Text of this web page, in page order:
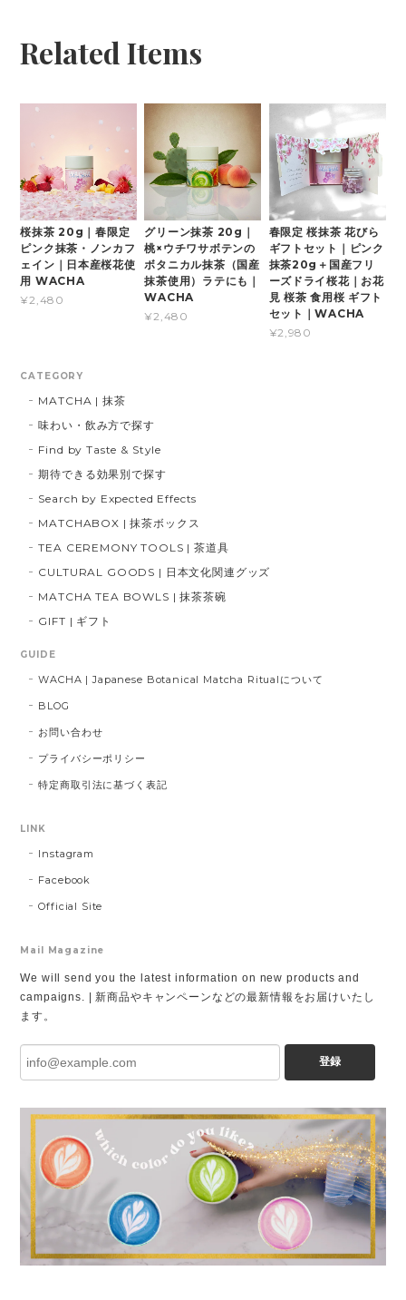
Related Items
桜抹茶 20g｜春限定
ピンク抹茶・ノンカフ
ェイン｜日本産桜花使
用 WACHA
¥2,480
グリーン抹茶 20g｜
桃×ウチワサボテンの
ボタニカル抹茶（国産
抹茶使用）ラテにも｜
WACHA
¥2,480
春限定 桜抹茶 花びら
ギフトセット｜ピンク
抹茶20g＋国産フリ
ーズドライ桜花｜お花
見 桜茶 食用桜 ギフト
セット｜WACHA
¥2,980
CATEGORY
MATCHA | 抹茶
味わい・飲み方で探す
Find by Taste & Style
期待できる効果別で探す
Search by Expected Effects
MATCHABOX | 抹茶ボックス
TEA CEREMONY TOOLS | 茶道具
CULTURAL GOODS | 日本文化関連グッズ
MATCHA TEA BOWLS | 抹茶茶碗
GIFT | ギフト
GUIDE
WACHA | Japanese Botanical Matcha Ritualについて
BLOG
お問い合わせ
プライバシーポリシー
特定商取引法に基づく表記
LINK
Instagram
Facebook
Official Site
Mail Magazine
We will send you the latest information on new products and
campaigns. | 新商品やキャンペーンなどの最新情報をお届けいたし
ます。
登録